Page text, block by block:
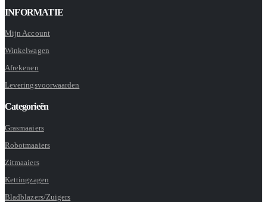
INFORMATIE
Mijn Account
Winkelwagen
Afrekenen
Leveringsvoorwaarden
Categorieën
Grasmaaiers
Robotmaaiers
Zitmaaiers
Kettingzagen
Bladblazers/Zuigers